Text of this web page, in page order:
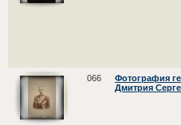
066
Фотография
Дмитрия